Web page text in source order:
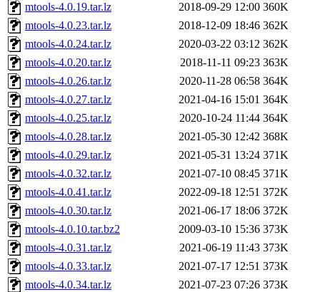
mtools-4.0.19.tar.lz
2018-09-29 12:00 360K
mtools-4.0.23.tar.lz
2018-12-09 18:46 362K
mtools-4.0.24.tar.lz
2020-03-22 03:12 362K
mtools-4.0.20.tar.lz
2018-11-11 09:23 363K
mtools-4.0.26.tar.lz
2020-11-28 06:58 364K
mtools-4.0.27.tar.lz
2021-04-16 15:01 364K
mtools-4.0.25.tar.lz
2020-10-24 11:44 364K
mtools-4.0.28.tar.lz
2021-05-30 12:42 368K
mtools-4.0.29.tar.lz
2021-05-31 13:24 371K
mtools-4.0.32.tar.lz
2021-07-10 08:45 371K
mtools-4.0.41.tar.lz
2022-09-18 12:51 372K
mtools-4.0.30.tar.lz
2021-06-17 18:06 372K
mtools-4.0.10.tar.bz2
2009-03-10 15:36 373K
mtools-4.0.31.tar.lz
2021-06-19 11:43 373K
mtools-4.0.33.tar.lz
2021-07-17 12:51 373K
mtools-4.0.34.tar.lz
2021-07-23 07:26 373K